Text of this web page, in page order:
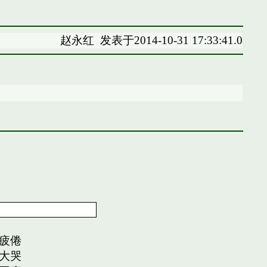
赵永红 发表于2014-10-31 17:33:41.0
倦
哭